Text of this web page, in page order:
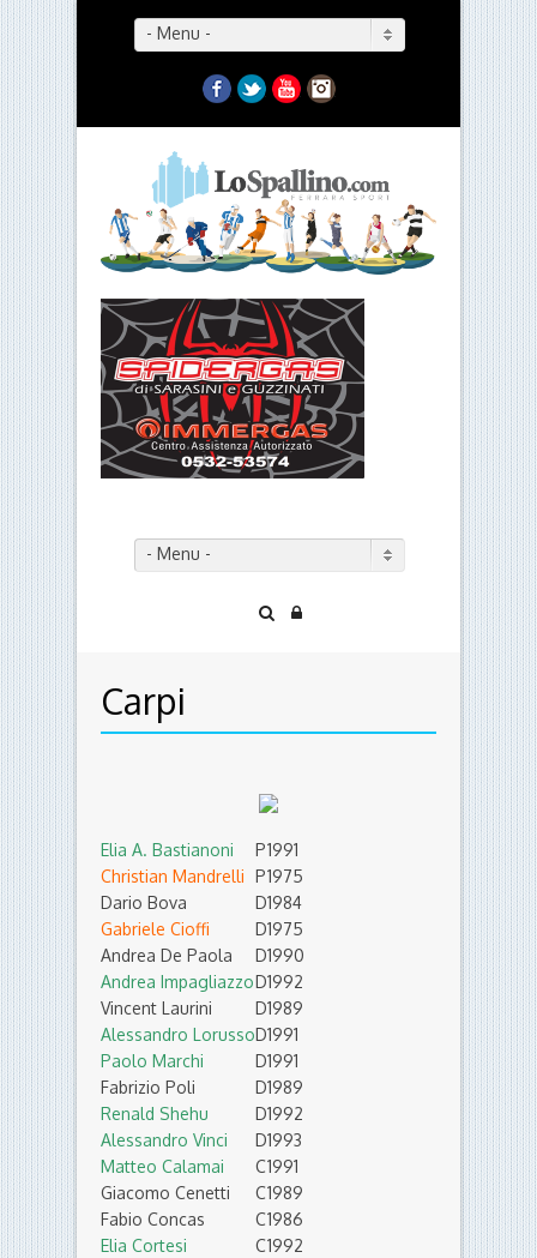
- Menu -
Facebook
TwitterYouTubeInstagram
- Menu -
Carpi
Elia A. Bastianoni P1991
Christian Mandrelli P1975
Dario Bova
D1984
Gabriele Cioffi
D1975
Andrea De Paola
D1990
Andrea ImpagliazzoD1992
Vincent Laurini
D1989
Alessandro LorussoD1991
Paolo Marchi
D1991
Fabrizio Poli
D1989
Renald Shehu
D1992
Alessandro Vinci
D1993
Matteo Calamai
C1991
Giacomo Cenetti
C1989
Fabio Concas
C1986
Elia Cortesi
C1992